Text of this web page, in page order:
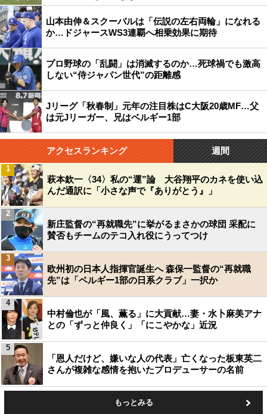
山本由伸＆スクーバルは「伝説の左右両輪」になれる
か…ドジャースWS3連覇へ相乗効果に期待
プロ野球の「乱闘」は消滅するのか…死球禍でも激高
しない“侍ジャパン世代”の距離感
Jリーグ「秋春制」元年の注目株はC大阪20歳MF…父
は元Jリーガー、兄はベルギー1部
アクセスランキング 週間
萩本欽一〈34〉私の“運”論 大谷翔平のカネを使い込
んだ通訳に「小さな声で『ありがとう』」
1
新庄監督の“再就職先”に挙がるまさかの球団 采配に
賛否もチームのテコ入れ役にうってつけ
2
欧州初の日本人指揮官誕生へ 森保一監督の“再就職
先”は「ベルギー1部の日系クラブ」一択か
3
中村倫也が「風、薫る」に大貢献…妻・水卜麻美アナ
との「ずっと仲良く」「にこやかな」近況
4
「恩人だけど、嫌いな人の代表」亡くなった板東英二
さんが複雑な感情を抱いたプロデューサーの名前
5
もっとみる